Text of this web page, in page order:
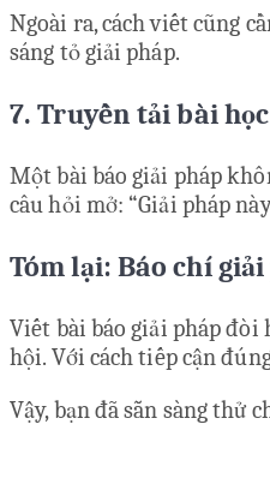
Ngoài ra, cách viết cũng
sáng tỏ giải pháp.
7. Truyền tải bài
Một bài báo giải pháp
câu hỏi mở: “Giải pháp
Tóm lại: Báo chí
Viết bài báo giải pháp đòi
hội. Với cách tiếp cận
Vậy, bạn đã sẵn sàng thử